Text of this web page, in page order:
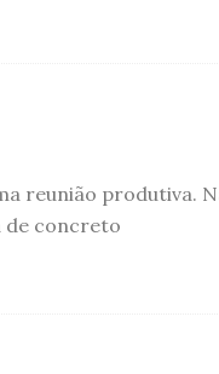
reunião produtiva.
de concreto